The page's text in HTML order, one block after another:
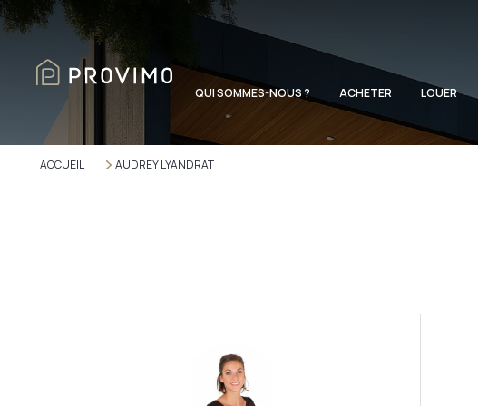
QUI SOMMES-NOUS ? ACHETER LOUER
ACCUEIL AUDREY LYANDRAT